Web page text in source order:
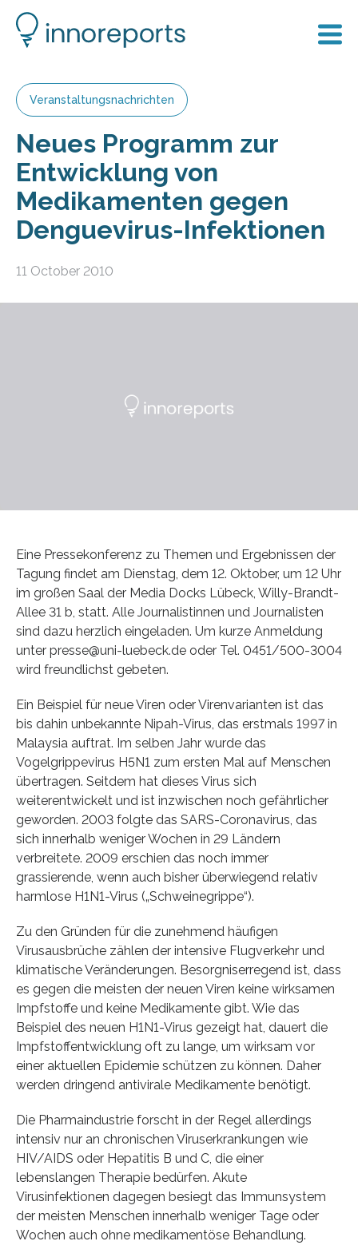
Veranstaltungsnachrichten
Neues Programm zur
Entwicklung von
Medikamenten gegen
Denguevirus-Infektionen
11 October 2010
Eine Pressekonferenz zu Themen und Ergebnissen der
Tagung findet am Dienstag, dem 12. Oktober, um 12 Uhr
im großen Saal der Media Docks Lübeck, Willy-Brandt-
Allee 31 b, statt. Alle Journalistinnen und Journalisten
sind dazu herzlich eingeladen. Um kurze Anmeldung
unter presse@uni-luebeck.de oder Tel. 0451/500-3004
wird freundlichst gebeten.
Ein Beispiel für neue Viren oder Virenvarianten ist das
bis dahin unbekannte Nipah-Virus, das erstmals 1997 in
Malaysia auftrat. Im selben Jahr wurde das
Vogelgrippevirus H5N1 zum ersten Mal auf Menschen
übertragen. Seitdem hat dieses Virus sich
weiterentwickelt und ist inzwischen noch gefährlicher
geworden. 2003 folgte das SARS-Coronavirus, das
sich innerhalb weniger Wochen in 29 Ländern
verbreitete. 2009 erschien das noch immer
grassierende, wenn auch bisher überwiegend relativ
harmlose H1N1-Virus („Schweinegrippe“).
Zu den Gründen für die zunehmend häufigen
Virusausbrüche zählen der intensive Flugverkehr und
klimatische Veränderungen. Besorgniserregend ist, dass
es gegen die meisten der neuen Viren keine wirksamen
Impfstoffe und keine Medikamente gibt. Wie das
Beispiel des neuen H1N1-Virus gezeigt hat, dauert die
Impfstoffentwicklung oft zu lange, um wirksam vor
einer aktuellen Epidemie schützen zu können. Daher
werden dringend antivirale Medikamente benötigt.
Die Pharmaindustrie forscht in der Regel allerdings
intensiv nur an chronischen Viruserkrankungen wie
HIV/AIDS oder Hepatitis B und C, die einer
lebenslangen Therapie bedürfen. Akute
Virusinfektionen dagegen besiegt das Immunsystem
der meisten Menschen innerhalb weniger Tage oder
Wochen auch ohne medikamentöse Behandlung.